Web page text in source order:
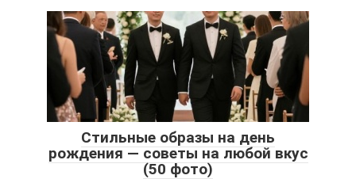
Стильные образы на день
рождения — советы на любой вкус
(50 фото)